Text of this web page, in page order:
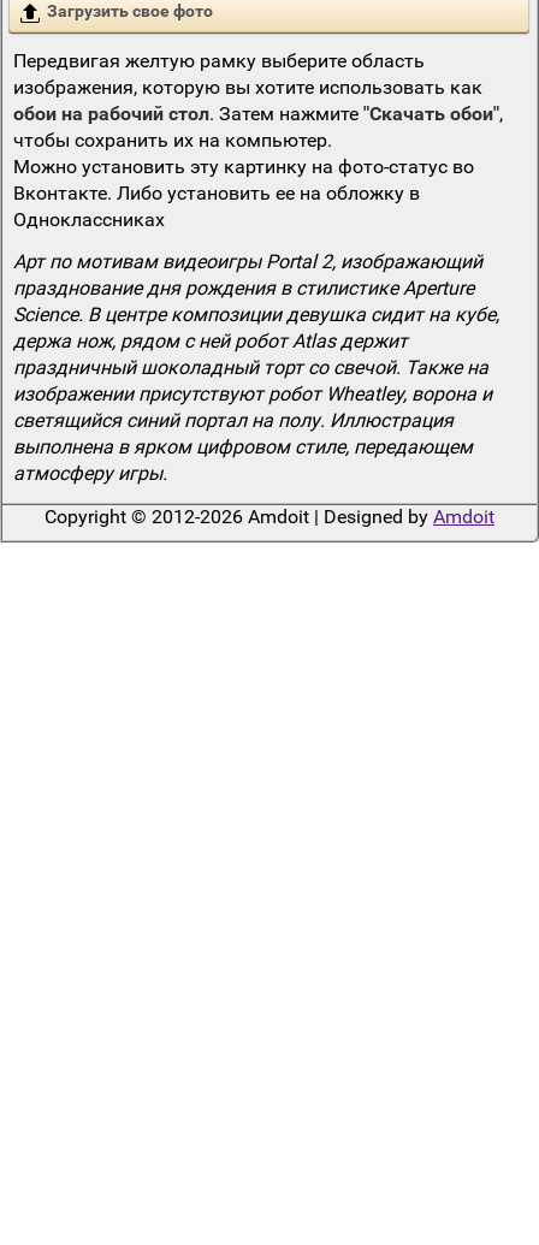
Загрузить свое фото
Передвигая желтую рамку выберите область
изображения, которую вы хотите использовать как
обои на рабочий стол. Затем нажмите "Скачать обои",
чтобы сохранить их на компьютер.
Можно установить эту картинку на фото-статус во
Вконтакте. Либо установить ее на обложку в
Одноклассниках
Арт по мотивам видеоигры Portal 2, изображающий
празднование дня рождения в стилистике Aperture
Science. В центре композиции девушка сидит на кубе,
держа нож, рядом с ней робот Atlas держит
праздничный шоколадный торт со свечой. Также на
изображении присутствуют робот Wheatley, ворона и
светящийся синий портал на полу. Иллюстрация
выполнена в ярком цифровом стиле, передающем
атмосферу игры.
Copyright © 2012-2026 Amdoit | Designed by Amdoit